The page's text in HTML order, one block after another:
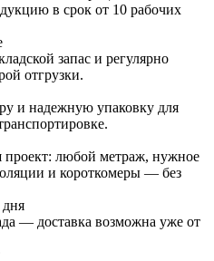
в срок от 10 рабочих
запас и регулярно
отгрузки.
и надежную упаковку для
любой метраж, нужное
и короткомеры — без
дня
— доставка возможна уже от